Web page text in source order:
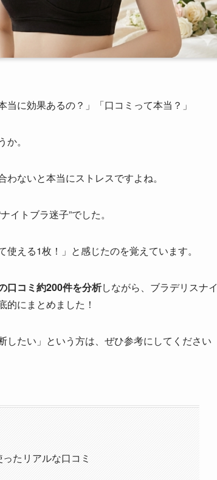
に効果あるの？」「口コミって本当？」
。
ないと本当にストレスですよね。
トブラ迷子”でした。
える1枚！」と感じたのを覚えています。
口コミ約200件を分析しながら、ブラデリスナイ
的にまとめました！
したい」という方は、ぜひ参考にしてください
たリアルな口コミ